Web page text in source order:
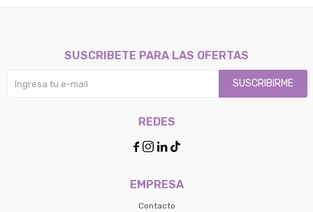
EMPRESA
Contacto
SUSCRIBETE PARA LAS OFERTAS
SUSCRIBIRME
REDES
   